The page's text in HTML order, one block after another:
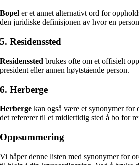
Bopel er et annet alternativt ord for
den juridiske definisjonen av hvor en
5. Residenssted
Residenssted brukes ofte om et offisielt
president eller annen høytstående person.
6. Herberge
Herberge kan også være et synonymer for
det refererer til et midlertidig sted å bo for
Oppsummering
Vi håper denne listen med synonymer for